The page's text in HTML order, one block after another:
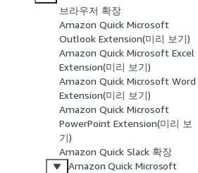
브라우저 확장
Amazon Quick Microsoft
Outlook Extension(미리 보기)
Amazon Quick Microsoft Excel
Extension(미리 보기)
Amazon Quick Microsoft Word
Extension(미리 보기)
Amazon Quick Microsoft
PowerPoint Extension(미리 보
기)
Amazon Quick Slack 확장
Amazon Quick Microsoft